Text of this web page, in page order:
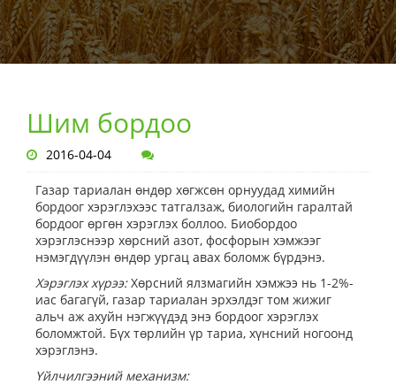
Шим бордоо
2016-04-04
Газар тариалан өндөр хөгжсөн орнуудад химийн
бордоог хэрэглэхээс татгалзаж, биологийн гаралтай
бордоог өргөн хэрэглэх боллоо. Биобордоо
хэрэглэснээр хөрсний азот, фосфорын хэмжээг
нэмэгдүүлэн өндөр ургац авах боломж бүрдэнэ.
Хэрэглэх хүрээ:Хөрсний ялзмагийн хэмжээ нь 1-2%-
иас багагүй, газар тариалан эрхэлдэг том жижиг
альч аж ахуйн нэгжүүдэд энэ бордоог хэрэглэх
боломжтой. Бүх төрлийн үр тариа, хүнсний ногоонд
хэрэглэнэ.
Үйлчилгээний механизм: